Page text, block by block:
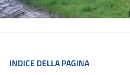
INDICE DELLA PAGINA